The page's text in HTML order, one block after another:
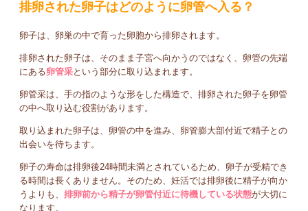
排卵された卵子はどのように卵管へ入る？
卵子は、卵巣の中で育った卵胞から排卵されます。
排卵された卵子は、そのまま子宮へ向かうのではなく、卵管の先端
にある卵管采という部分に取り込まれます。
卵管采は、手の指のような形をした構造で、排卵された卵子を卵管
の中へ取り込む役割があります。
取り込まれた卵子は、卵管の中を進み、卵管膨大部付近で精子との
出会いを待ちます。
卵子の寿命は排卵後24時間未満とされているため、卵子が受精でき
る時間は長くありません。そのため、妊活では排卵後に精子が向か
うよりも、 排卵前から精子が卵管付近に待機している状態が大切に
なります。